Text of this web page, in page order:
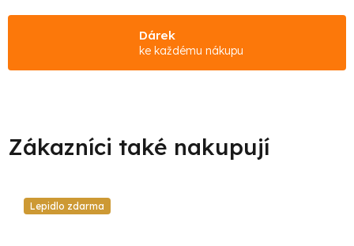
Dárek
ke každému nákupu
Lepidlo zdarma